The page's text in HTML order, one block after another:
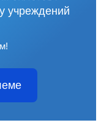
учреждений